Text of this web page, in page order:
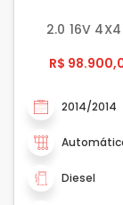
2.0 16V 4X4
R$
2014/2014
Diesel